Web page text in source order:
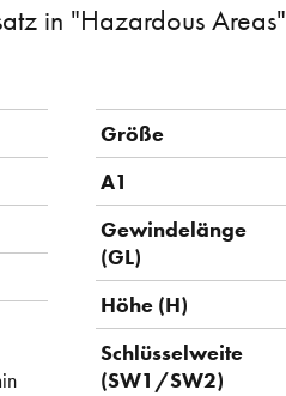
in "Hazardous Areas"
Größe
A1
Gewindelänge
(GL)
Höhe (H)
Schlüsselweite
(SW1/SW2)